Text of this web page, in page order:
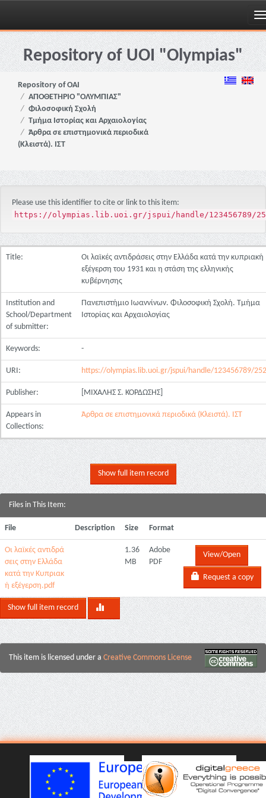
Skip
navigationRepository of UOI "Olympias"
Repository of OAI
ΑΠΟΘΕΤΗΡΙΟ "ΟΛΥΜΠΙΑΣ"
Φιλοσοφική Σχολή
Τμήμα Ιστορίας και Αρχαιολογίας
Άρθρα σε επιστημονικά περιοδικά
(Κλειστά). ΙΣΤ
Please use this identifier to cite or link to this item:
https://olympias.lib.uoi.gr/jspui/handle/123456789/
Title:
Οι λαϊκές αντιδράσεις στην Ελλάδα κατά την κυπριακή
εξέγερση του 1931 και η στάση της ελληνικής
κυβέρνησης
Institution and
School/Department
of submitter:
Πανεπιστήμιο Ιωαννίνων. Φιλοσοφική Σχολή. Τμήμα
Ιστορίας και Αρχαιολογίας
Keywords: -
URI: https://olympias.lib.uoi.gr/jspui/handle/123456789/
Publisher: [ΜΙΧΑΛΗΣ Σ. ΚΟΡΔΩΣΗΣ]
Appears in
Collections:
Άρθρα σε επιστημονικά περιοδικά (Κλειστά). ΙΣΤ
Show full item record
Files in This Item:
File Description Size Format
Οι λαϊκές αντιδρά
σεις στην Ελλάδα
κατά την Κυπριακ
ή εξέγερση.pdf
1.36
MB
Adobe
PDF
View/Open
Request a copy
Show full item record
This item is licensed under a Creative Commons License